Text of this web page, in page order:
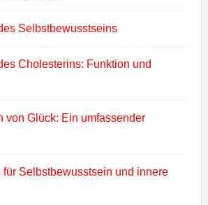
Selbstbewusstseins
Cholesterins: Funktion und
von Glück: Ein umfassender
für Selbstbewusstsein und innere